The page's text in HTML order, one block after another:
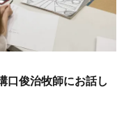
口俊治牧師にお話し